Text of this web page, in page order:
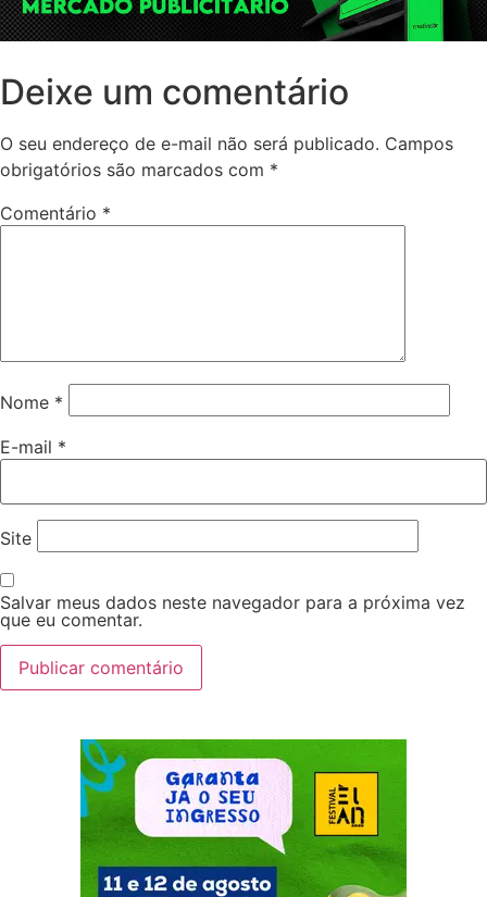
Deixe um comentário
O seu endereço de e-mail não será publicado. Campos
obrigatórios são marcados com *
Comentário *
Nome *
E-mail *
Site
Salvar meus dados neste navegador para a próxima vez
que eu comentar.